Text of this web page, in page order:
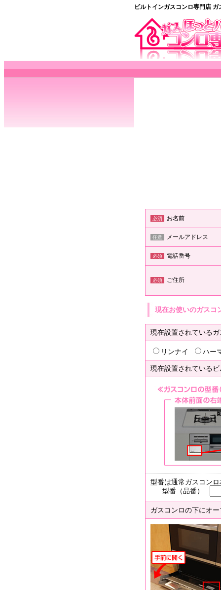
ビルトインガスコンロ専門店
必須 お名前
任意 メールアドレス
必須 電話番号
必須 ご住所
現在お使いのガス
現在設置されている
リンナイ ハー
現在設置されている
型番は通常ガスコン
型番（品番）
ガスコンロの下にオ